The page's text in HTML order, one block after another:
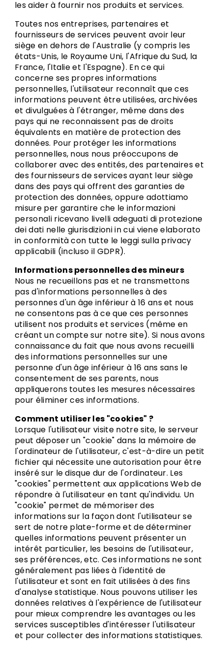
les aider à fournir nos produits et services.
Toutes nos entreprises, partenaires et
fournisseurs de services peuvent avoir leur
siège en dehors de l'Australie (y compris les
états-Unis, le Royaume Uni, l'Afrique du Sud, la
France, l'Italie et l'Espagne). En ce qui
concerne ses propres informations
personnelles, l'utilisateur reconnaît que ces
informations peuvent être utilisées, archivées
et divulguées à l'étranger, même dans des
pays qui ne reconnaissent pas de droits
équivalents en matière de protection des
données. Pour protéger les informations
personnelles, nous nous préoccupons de
collaborer avec des entités, des partenaires et
des fournisseurs de services ayant leur siège
dans des pays qui offrent des garanties de
protection des données, oppure adottiamo
misure per garantire che le informazioni
personali ricevano livelli adeguati di protezione
dei dati nelle giurisdizioni in cui viene elaborato
in conformità con tutte le leggi sulla privacy
applicabili (incluso il GDPR).
Informations personnelles des mineurs
Nous ne recueillons pas et ne transmettons
pas d'informations personnelles à des
personnes d'un âge inférieur à 16 ans et nous
ne consentons pas à ce que ces personnes
utilisent nos produits et services (même en
créant un compte sur notre site). Si nous avons
connaissance du fait que nous avons recueilli
des informations personnelles sur une
personne d'un âge inférieur à 16 ans sans le
consentement de ses parents, nous
appliquerons toutes les mesures nécessaires
pour éliminer ces informations.
Comment utiliser les "cookies" ?
Lorsque l'utilisateur visite notre site, le serveur
peut déposer un "cookie" dans la mémoire de
l'ordinateur de l'utilisateur, c'est-à-dire un petit
fichier qui nécessite une autorisation pour être
inséré sur le disque dur de l'ordinateur. Les
"cookies" permettent aux applications Web de
répondre à l'utilisateur en tant qu'individu. Un
"cookie" permet de mémoriser des
informations sur la façon dont l'utilisateur se
sert de notre plate-forme et de déterminer
quelles informations peuvent présenter un
intérêt particulier, les besoins de l'utilisateur,
ses préférences, etc. Ces informations ne sont
généralement pas liées à l'identité de
l'utilisateur et sont en fait utilisées à des fins
d'analyse statistique. Nous pouvons utiliser les
données relatives à l'expérience de l'utilisateur
pour mieux comprendre les avantages ou les
services susceptibles d'intéresser l'utilisateur
et pour collecter des informations statistiques.